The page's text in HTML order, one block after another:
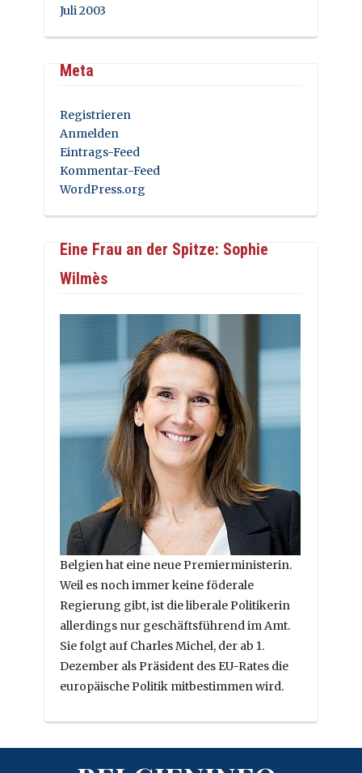
Juli 2003
Meta
Registrieren
Anmelden
Eintrags-Feed
Kommentar-Feed
WordPress.org
Eine Frau an der Spitze: Sophie
Wilmès
Belgien hat eine neue Premierministerin.
Weil es noch immer keine föderale
Regierung gibt, ist die liberale Politikerin
allerdings nur geschäftsführend im Amt.
Sie folgt auf Charles Michel, der ab 1.
Dezember als Präsident des EU-Rates die
europäische Politik mitbestimmen wird.